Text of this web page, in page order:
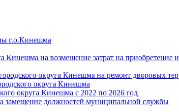
г.о.Кинешма
Кинешма на возмещение затрат на
округа Кинешма на ремонт дворовых
округа Кинешма
округа Кинешма с 2022 по 2026 год
должностей муниципальной службы